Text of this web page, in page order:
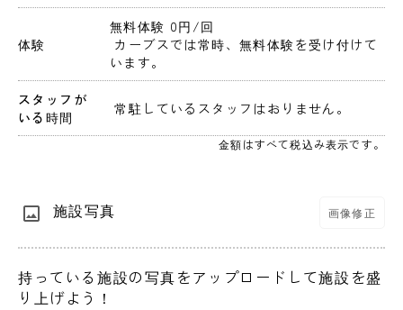
体験
無料体験 0円 /回
います。
スタッフが
いる時間
常駐しているスタッフはおりません。
金額はすべて税込み表示です。
施設写真 画像修正
持っている施設の写真をアップロードして施設を盛
り上げよう！